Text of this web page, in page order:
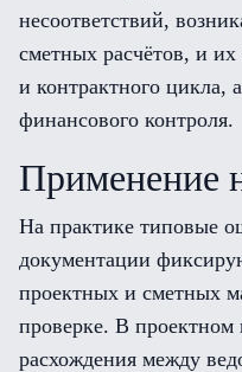
несоответствий,
сметных расчётов, и их
и контрактного цикла,
финансового контроля.
Применение
На практике типовые
документации
проектных и сметных
проверке. В проектном
расхождения между